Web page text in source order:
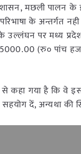
मछली पालन के
के अन्तर्गत
उल्लंघन पर मध्य
(रु० पांच
कहा गया है कि वे
दें, अन्यथा की